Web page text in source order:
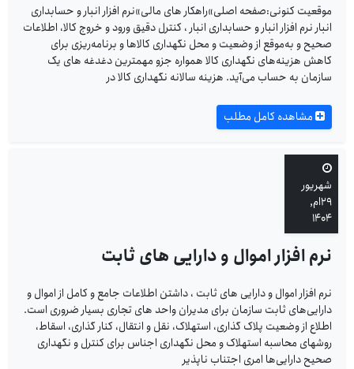
موقعیت کنونی:صفحه اصلی»راهکار های مالی»نرم افزار انبار و حسابداری
انبار نرم افزار انبار و حسابداری انبار ، کنترل دقیق ورود و خروج کالا، اطلاعات
صحیح و به‌موقع از وضعیت و محل نگهداری کالاها و برنامه‌ریزی برای
کاهش هزینه‌های نگهداری کالا همواره جزو مهمترین دغدغه های یک
سازمان به حساب می‌آید. هزینه سالانه نگهداری کالا در
مشاهده کامل مطلب
شهریور
۲۹ام,
۱۴۰۴
نرم افزار اموال و دارایی های ثابت
نرم افزار اموال و دارایی های ثابت ، داشتن اطلاعات جامع و کامل از اموال و
دارایی‌های ثابت سازمان برای مدیران واحد های تجاری بسیار ضروری است.
اطلاع از وضعیت پلاک گذاری، استهلاک، نقل و انتقال، کنار گذاری، اسقاط،
روشهای محاسبه استهلاک و محل نگهداری اجناس برای کنترل و نگهداری
صحیح دارایی‌ها امری اجتناب ناپذیر